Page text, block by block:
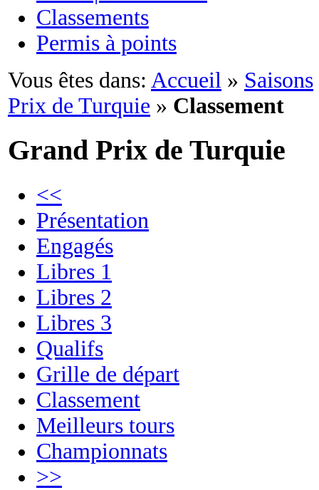
Classements
Permis à points
Vous êtes dans: Accueil » Saisons
Prix de Turquie » Classement
Grand Prix de Turquie
<<
Présentation
Engagés
Libres 1
Libres 2
Libres 3
Qualifs
Grille de départ
Classement
Meilleurs tours
Championnats
>>